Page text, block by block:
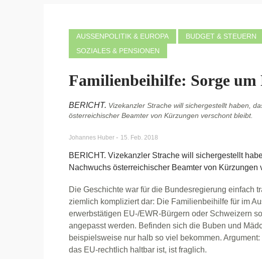
AUSSENPOLITIK & EUROPA BUDGET & STEUERN
SOZIALES & PENSIONEN
Familienbeihilfe: Sorge
BERICHT. Vizekanzler Strache will sichergestellt haben,
österreichischer Beamter von Kürzungen verschont bleibt.
Johannes Huber - 15. Feb. 2018
BERICHT. Vizekanzler Strache will sichergestellt
Nachwuchs österreichischer Beamter von Kürzungen
Die Geschichte war für die Bundesregierung einfach
ziemlich kompliziert dar: Die Familienbeihilfe für im
erwerbstätigen EU-/EWR-Bürgern oder Schweizern
angepasst werden. Befinden sich die Buben und
beispielsweise nur halb so viel bekommen.
das EU-rechtlich haltbar ist, ist fraglich.